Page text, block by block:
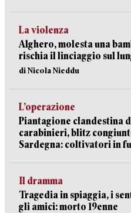
La violenza
Alghero, molesta una
rischia il linciaggio sul
di Nicola Nieddu
L’operazione
Piantagione clandestina
carabinieri, blitz
Sardegna: coltivatori in
Il dramma
Tragedia in spiaggia, i
gli amici: morto 19enne